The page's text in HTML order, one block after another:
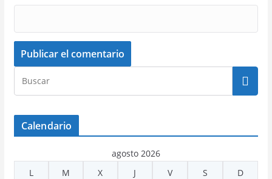
Calendario
agosto 2026
L
M X J V S D